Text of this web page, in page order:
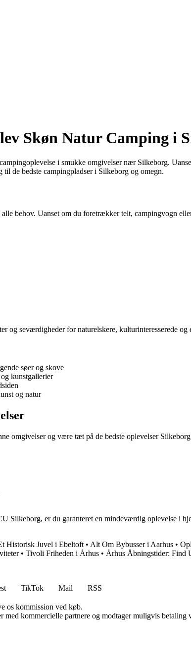
Skøn Natur Camping i
i smukke omgivelser nær Silkeborg.
de bedste campingpladser i Silkeborg og omegn.
behov. Uanset om du foretrækker telt, campingvogn
og seværdigheder for naturelskere, kulturinteresserede og
søer og skove
kunstgallerier
og natur
omgivelser og være tæt på de bedste oplevelser
Silkeborg, er du garanteret en mindeværdig oplevelse i
Historisk Juvel i Ebeltoft • Alt Om Bybusser i Aarhus •
• Tivoli Friheden i Århus • Århus Åbningstider: Find
TikTok Mail
RSS
os kommission ved køb.
kommercielle partnere og modtager muligvis